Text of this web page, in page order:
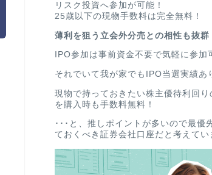
リスク投資へ参加が可能！
25歳以下の現物手数料は完全無料！
薄利を狙う立会外分売との相性も抜群
IPO参加は事前資金不要で気軽に参加
それでいて我が家でもIPO当選実績あ
現物で持っておきたい株主優待利回り
を購入時も手数料無料！
･･･と、推しポイントが多いので最優
ておくべき証券会社口座だと考えてい